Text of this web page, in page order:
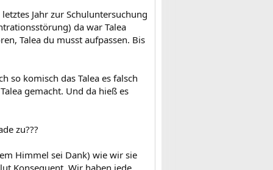
Jahr zur Schuluntersuchung
da war Talea
Talea du musst aufpassen. Bis
so komisch das Talea es falsch
gemacht. Und da hieß es
zu???
Himmel sei Dank) wie wir sie
Konsequent. Wir haben jede